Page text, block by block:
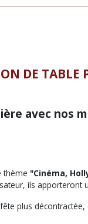
DE TABLE
avec nos
thème "Cinéma,
ils
plus